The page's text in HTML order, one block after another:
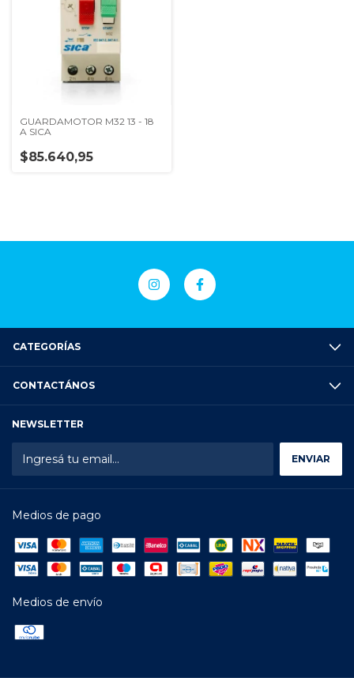
GUARDAMOTOR M32 13 - 18
A SICA
$85.640,95
CATEGORÍAS
CONTACTÁNOS
NEWSLETTER
Medios de pago
Medios de envío